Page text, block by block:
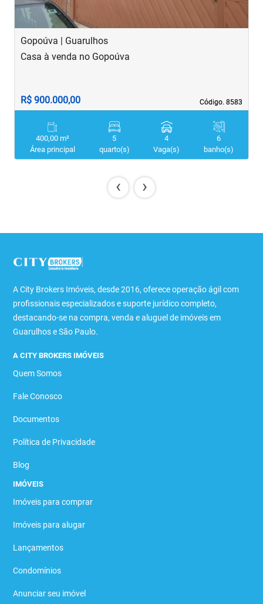
Gopoúva | Guarulhos
Código. 8583
Código. 8583
Casa à venda no Gopoúva
R$ 900.000,00
400,00 m²
Área principal
5
quarto(s)
4
Vaga(s)
6
banho(s)
‹ ›
A City Brokers Imóveis, desde 2016, oferece operação ágil com
profissionais especializados e suporte jurídico completo,
destacando-se na compra, venda e aluguel de imóveis em
Guarulhos e São Paulo.
A CITY BROKERS IMÓVEIS
Quem Somos
Fale Conosco
Documentos
Política de Privacidade
Blog
IMÓVEIS
Imóveis para comprar
Imóveis para alugar
Lançamentos
Condomínios
Anunciar seu imóvel